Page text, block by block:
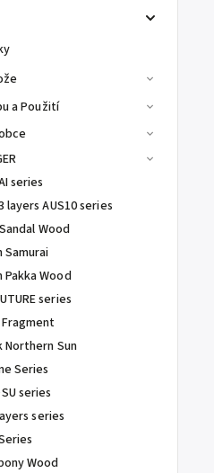
a Použití
series
layers AUS10 series
Wood
Samurai
Pakka Wood
series
Northern Sun
Series
series
series
Wood